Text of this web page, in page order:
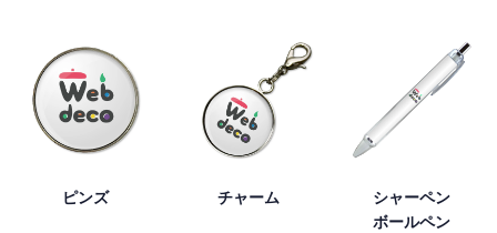
ピンズ チャーム
シャーペン
ボールペン